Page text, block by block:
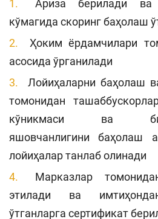
Ариза берилади ва
кўмагида скоринг баҳолаш
Ҳоким ёрдамчилари
асосида ўрганилади
Лойиҳаларни баҳолаш
томонидан
кўникмаси ва
яшовчанлигини баҳолаш
лойиҳалар танлаб олинади
Марказлар
этилади ва
ўтганларга сертификат